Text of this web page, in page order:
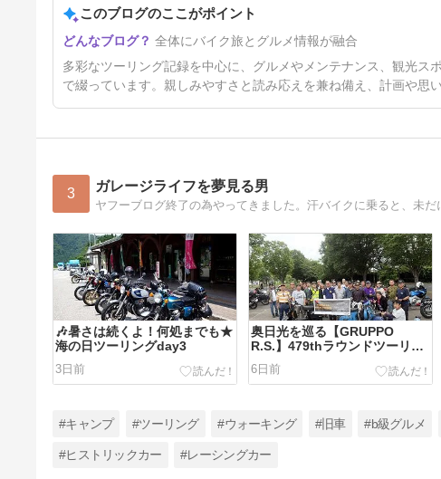
46日前このブログのここがポイント
全体にバイク旅とグルメ情報が融合
多彩なツーリング記録を中心に、グルメやメンテナンス、観光
で綴っています。親しみやすさと読み応えを兼ね備え、計画や思
3 ガレージライフを夢見る男
🎶暑さは続くよ！何処までも★
海の日ツーリングday3
3日前
奥日光を巡る【GRUPPO
R.S.】479thラウンドツーリン
グ。
6日前
#キャンプ #ツーリング #ウォーキング #旧車 #b級グルメ
#ヒストリックカー #レーシングカー